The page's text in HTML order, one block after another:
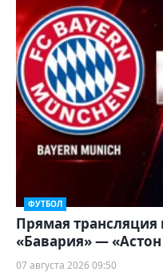
ФУТБОЛ
Прямая трансляция
«Бавария» —
07 августа 2026 09:50